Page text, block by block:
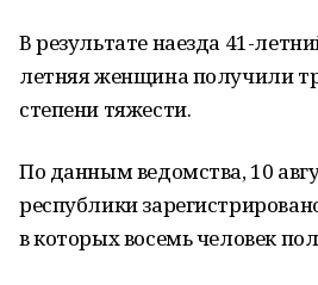
В результате наезда 41-
летняя женщина получили
степени тяжести.
По данным ведомства, 10
республики
в которых восемь человек